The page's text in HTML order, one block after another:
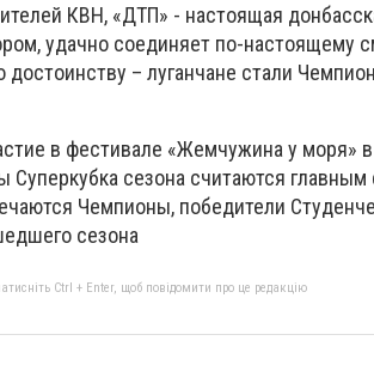
КВН, «ДТП» - настоящая
удачно соединяет по-настоящему
– луганчане стали
в фестивале «Жемчужина у моря»
Суперкубка сезона считаются
Чемпионы, победители
сезона
Ctrl + Enter, щоб повідомити про це редакцію